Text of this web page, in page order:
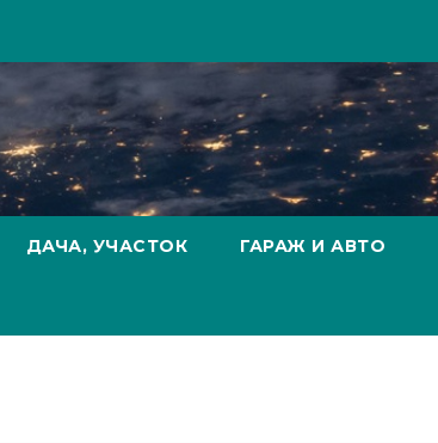
ДАЧА, УЧАСТОК ГАРАЖ И АВТО